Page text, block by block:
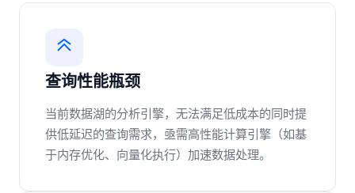
查询性能瓶颈
当前数据湖的分析引擎，无法满足低成本的同时提
供低延迟的查询需求，亟需高性能计算引擎（如基
于内存优化、向量化执行）加速数据处理。